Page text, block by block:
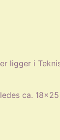
ligger i
ca.